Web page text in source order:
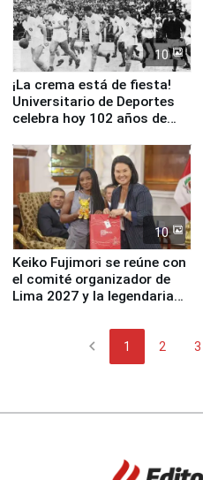
10
¡La crema está de fiesta!
Universitario de Deportes
celebra hoy 102 años de
10
Keiko Fujimori se reúne con
el comité organizador de
Lima 2027 y la legendaria
chevron_left 1 2 3